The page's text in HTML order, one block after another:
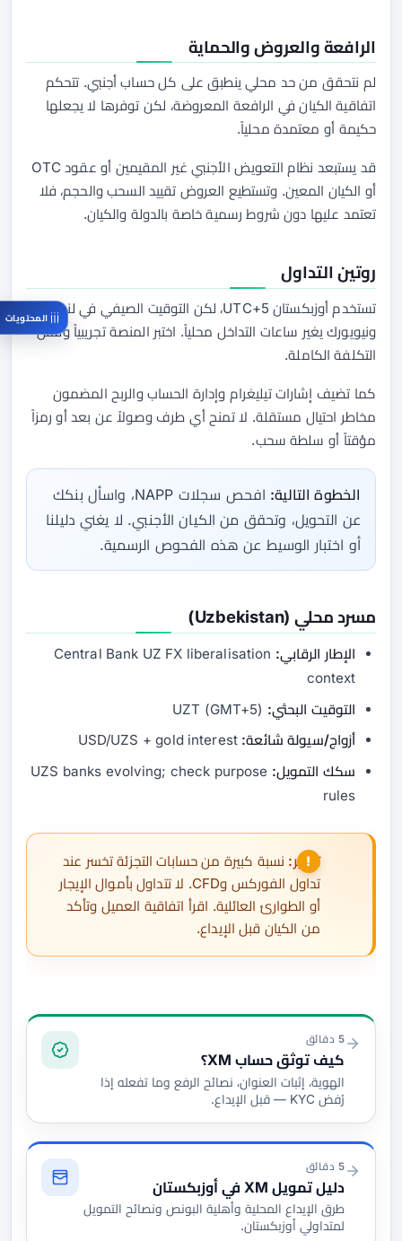
الرافعة والعروض والحماية
لم نتحقق من حد محلي ينطبق على كل حساب أجنبي. تتحكم
اتفاقية الكيان في الرافعة المعروضة، لكن توفرها لا يجعلها
حكيمة أو معتمدة محلياً.
قد يستبعد نظام التعويض الأجنبي غير المقيمين أو عقود OTC
أو الكيان المعين. وتستطيع العروض تقييد السحب والحجم، فلا
تعتمد عليها دون شروط رسمية خاصة بالدولة والكيان.
روتين التداول
تستخدم أوزبكستان UTC+5، لكن التوقيت الصيفي في لندن
ونيويورك يغير ساعات التداخل محلياً. اختبر المنصة تجريبياً وقس
التكلفة الكاملة.
كما تضيف إشارات تيليغرام وإدارة الحساب والربح المضمون
مخاطر احتيال مستقلة. لا تمنح أي طرف وصولاً عن بعد أو رمزاً
مؤقتاً أو سلطة سحب.
الخطوة التالية:
افحص سجلات NAPP، واسأل بنكك
عن التحويل، وتحقق من الكيان الأجنبي. لا يغني دليلنا
أو اختبار الوسيط عن هذه الفحوص الرسمية.
مسرد محلي (Uzbekistan)
الإطار الرقابي: Central Bank UZ FX liberalisation
context
التوقيت البحثي:
أزواج/سيولة شائعة: USD/UZS + gold interest
سكك التمويل: UZS banks evolving; check purpose
rules
تحذير: نسبة كبيرة من حسابات التجزئة تخسر عند
تداول الفوركس وCFD. لا تتداول بأموال الإيجار
أو الطوارئ العائلية. اقرأ اتفاقية العميل وتأكد
من الكيان قبل الإيداع.
التوثيق والتمويل
5 دقائق
كيف توثق حساب XM؟
الهوية، إثبات العنوان، نصائح الرفع وما تفعله إذا
رُفض KYC — قبل الإيداع.
5 دقائق
دليل تمويل XM في أوزبكستان
طرق الإيداع المحلية وأهلية البونص ونصائح التمويل
لمتداولي أوزبكستان.
المحتويات